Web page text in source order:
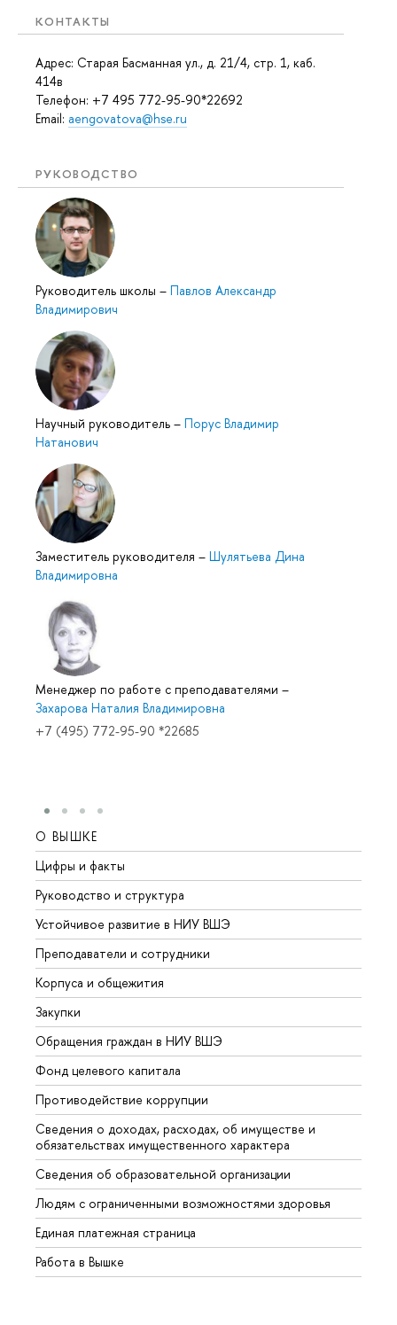
КОНТАКТЫ
Адрес: Старая Басманная ул., д. 21/4, стр. 1, каб.
414в
Телефон: +7 495 772-95-90*22692
Email: aengovatova@hse.ru
РУКОВОДСТВО
Руководитель школы – Павлов Александр
Владимирович
Научный руководитель – Порус Владимир
Натанович
Заместитель руководителя – Шулятьева Дина
Владимировна
Менеджер по работе с преподавателями –
Захарова Наталия Владимировна
+7 (495) 772-95-90 *22685
О ВЫШКЕ
Цифры и факты
Руководство и структура
Устойчивое развитие в НИУ ВШЭ
Преподаватели и сотрудники
Корпуса и общежития
Закупки
Обращения граждан в НИУ ВШЭ
Фонд целевого капитала
Противодействие коррупции
Сведения о доходах, расходах, об имуществе и
обязательствах имущественного характера
Сведения об образовательной организации
Людям с ограниченными возможностями здоровья
Единая платежная страница
Работа в Вышке